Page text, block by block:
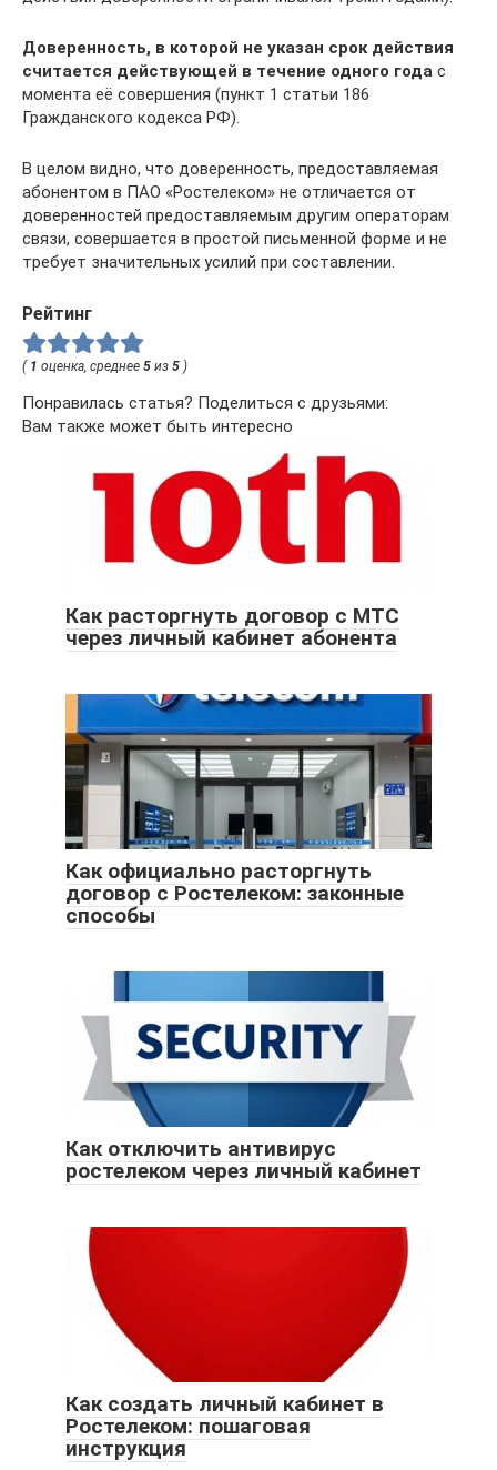
Доверенность, в которой не указан срок действия
считается действующей в течение одного года с
момента её совершения (пункт 1 статьи 186
Гражданского кодекса РФ).
В целом видно, что доверенность, предоставляемая
абонентом в ПАО «Ростелеком» не отличается от
доверенностей предоставляемым другим операторам
связи, совершается в простой письменной форме и не
требует значительных усилий при составлении.
Рейтинг
( 1 оценка, среднее 5 из 5 )
Понравилась статья? Поделиться с друзьями:
Вам также может быть интересно
Как расторгнуть договор с МТС
через личный кабинет абонента
Как официально расторгнуть
договор с Ростелеком: законные
способы
Как отключить антивирус
ростелеком через личный кабинет
Как создать личный кабинет в
Ростелеком: пошаговая
инструкция